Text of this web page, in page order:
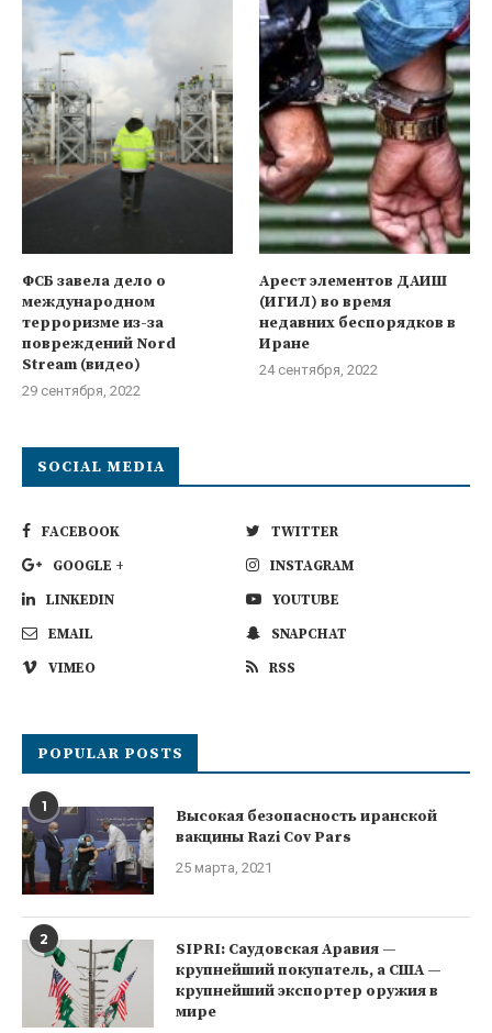
ФСБ завела дело о
международном
терроризме из-за
повреждений Nord
Stream (видео)
29 сентября, 2022
Арест элементов ДАИШ
(ИГИЛ) во время
недавних беспорядков в
Иране
24 сентября, 2022
SOCIAL MEDIA
FACEBOOK
TWITTER
GOOGLE +
INSTAGRAM
LINKEDIN
YOUTUBE
EMAIL
SNAPCHAT
VIMEO
RSS
POPULAR POSTS
1
Высокая безопасность иранской
вакцины Razi Cov Pars
25 марта, 2021
2
SIPRI: Саудовская Аравия —
крупнейший покупатель, а США —
крупнейший экспортер оружия в
мире